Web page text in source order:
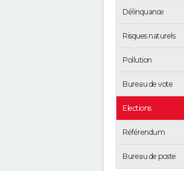
Délinquance
Risques naturels
Pollution
Bureau de vote
Elections
Référendum
Bureau de poste